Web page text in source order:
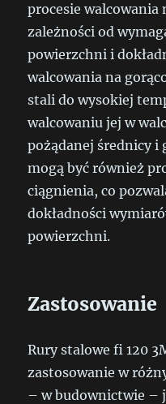
procesie walcowania
zależności od
powierzchni i
walcowania na
stali do wysokiej
walcowaniu jej w
pożądanej średnicy i
mogą być również
ciągnienia, co
dokładności
powierzchni.
Zastosowanie
Rury stalowe fi 120
zastosowanie w
– w budownictwie –